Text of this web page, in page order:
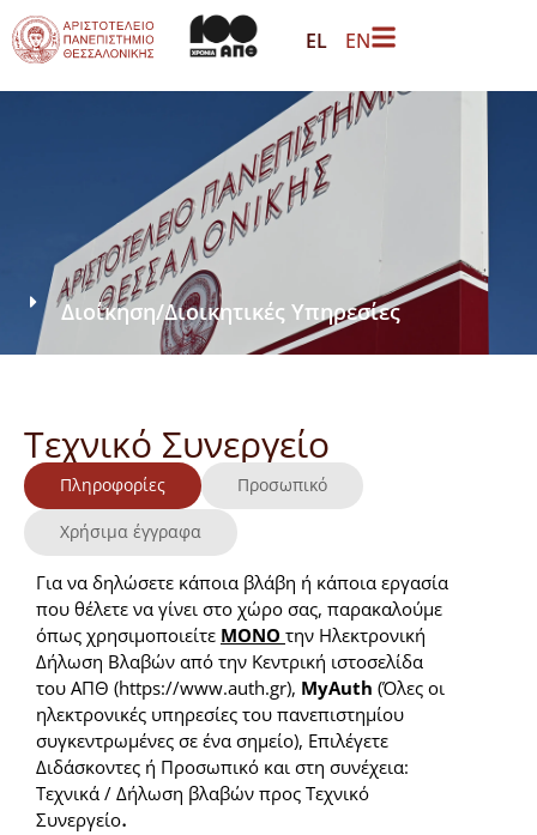
EL EN
Διοίκηση/Διοικητικές Υπηρεσίες
Τεχνικό Συνεργείο
Πληροφορίες Προσωπικό
Χρήσιμα έγγραφα
Για να δηλώσετε κάποια βλάβη ή κάποια εργασία
που θέλετε να γίνει στο χώρο σας, παρακαλούμε
όπως χρησιμοποιείτε ΜΟΝΟ την Ηλεκτρονική
Δήλωση Βλαβών από την Κεντρική ιστοσελίδα
του ΑΠΘ (https://www.auth.gr), MyAuth (Όλες οι
ηλεκτρονικές υπηρεσίες του πανεπιστημίου
συγκεντρωμένες σε ένα σημείο), Επιλέγετε
Διδάσκοντες ή Προσωπικό και στη συνέχεια:
Τεχνικά / Δήλωση βλαβών προς Τεχνικό
Συνεργείο.